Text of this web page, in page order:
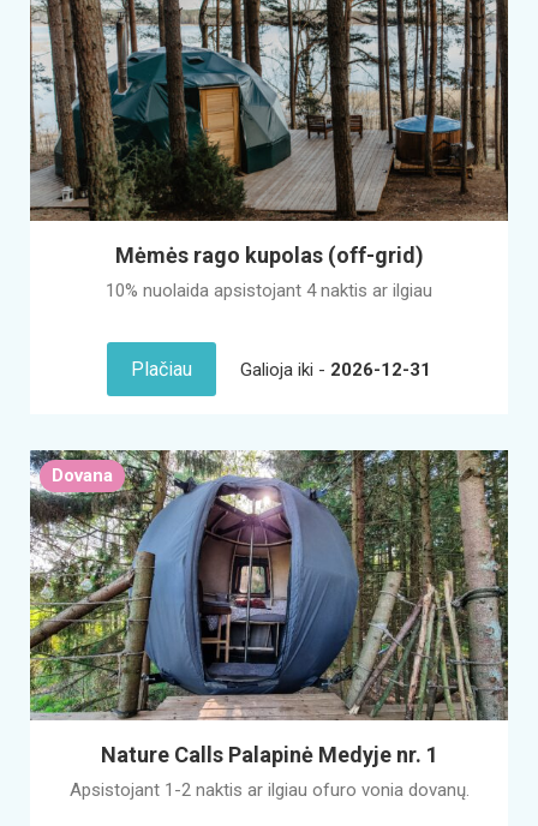
Mėmės rago kupolas (off-grid)
10% nuolaida apsistojant 4 naktis ar ilgiau
Plačiau Galioja iki - 2026-12-31
Dovana
Nature Calls Palapinė Medyje nr. 1
Apsistojant 1-2 naktis ar ilgiau ofuro vonia dovanų.